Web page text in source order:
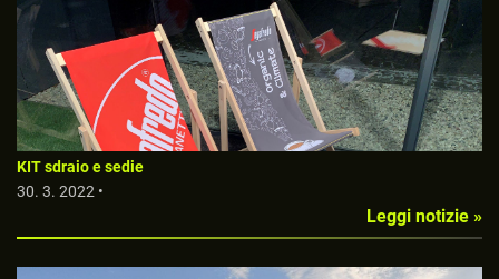
KIT sdraio e sedie
30. 3. 2022 •
Leggi notizie »